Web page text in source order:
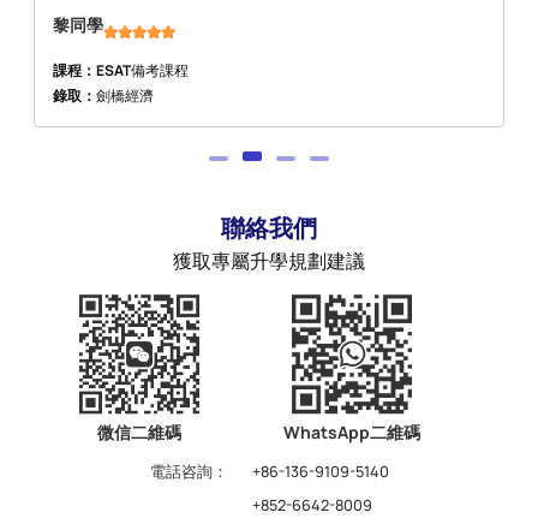
黎同學
課程：ESAT備考課程
錄取： 劍橋經濟
聯絡我們
獲取專屬升學規劃建議
微信二維碼 WhatsApp二維碼
電話咨詢：
+86-136-9109-5140
+852-6642-8009